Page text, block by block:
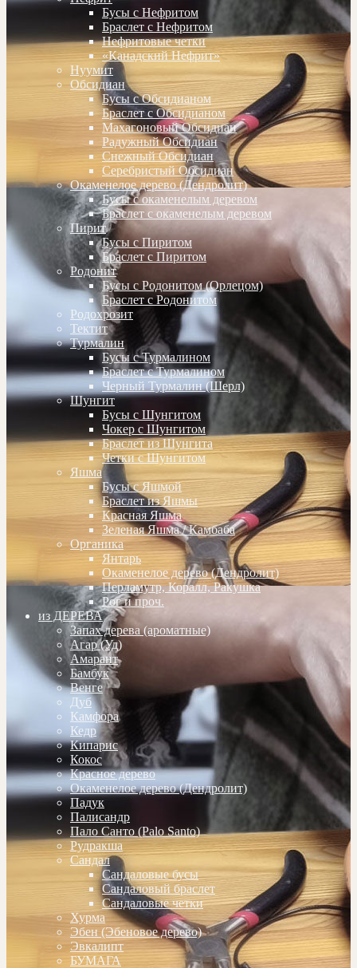
Бусы с Нефритом
Браслет с Нефритом
Нефритовые четки
«Канадский Нефрит»
Нуумит
Обсидиан
Бусы с Обсидианом
Браслет с Обсидианом
Махагоновый Обсидиан
Радужный Обсидиан
Снежный Обсидиан
Серебристый Обсидиан
Окаменелое дерево (Дендролит)
Бусы с окаменелым деревом
Браслет с окаменелым деревом
Пирит
Бусы с Пиритом
Браслет с Пиритом
Родонит
Бусы с Родонитом (Орлецом)
Браслет с Родонитом
Родохрозит
Тектит
Турмалин
Бусы с Турмалином
Браслет с Турмалином
Черный Турмалин (Шерл)
Шунгит
Бусы с Шунгитом
Чокер с Шунгитом
Браслет из Шунгита
Четки с Шунгитом
Яшма
Бусы с Яшмой
Браслет из Яшмы
Красная Яшма
Зеленая Яшма / Камбаба
Органика
Янтарь
Окаменелое дерево (Дендролит)
Перламутр, Коралл, Ракушка
Рог и проч.
из ДЕРЕВА
Запах дерева (ароматные)
Агар (Уд)
Амарант
Бамбук
Венге
Дуб
Камфора
Кедр
Кипарис
Кокос
Красное дерево
Окаменелое дерево (Дендролит)
Падук
Палисандр
Пало Санто (Palo Santo)
Рудракша
Сандал
Сандаловые бусы
Сандаловый браслет
Сандаловые четки
Хурма
Эбен (Эбеновое дерево)
Эвкалипт
БУМАГА